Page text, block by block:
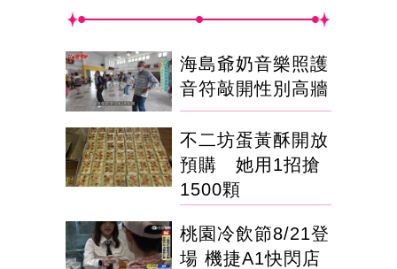
海島爺奶音樂照護
音符敲開性別高牆
不二坊蛋黃酥開放
預購 她用1招搶
1500顆
桃園冷飲節8/21登
場 機捷A1快閃店